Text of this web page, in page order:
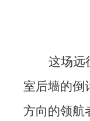
这场远
室后墙的倒
方向的领航